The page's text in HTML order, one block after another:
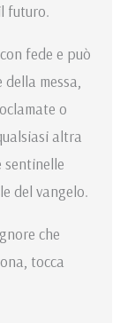
futuro.
fede e può
messa,
o
altra
del vangelo.
che
tocca